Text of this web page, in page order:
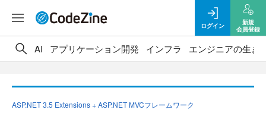
ログイン
新規
会員登録
AI アプリケーション開発 インフラ エンジニアの生き
ASP.NET 3.5 Extensions + ASP.NET MVCフレームワーク